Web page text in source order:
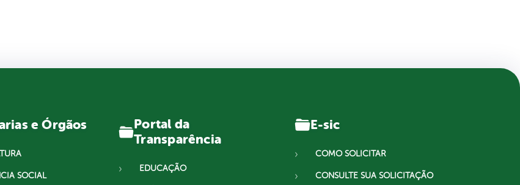
e Órgãos
SOCIAL
Portal da
Transparência
EDUCAÇÃO
E-sic
COMO SOLICITAR
CONSULTE SUA SOLICITAÇÃO